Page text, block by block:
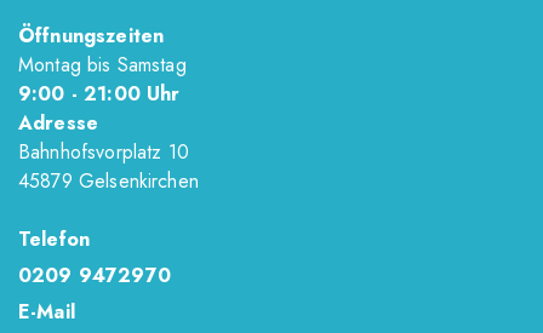
Öffnungszeiten
Montag bis Samstag
9:00 - 21:00Uhr
Adresse
Bahnhofsvorplatz 10
45879 Gelsenkirchen
Telefon
0209 9472970
E-Mail